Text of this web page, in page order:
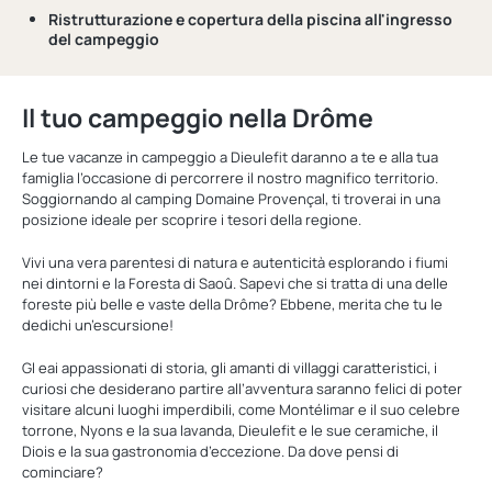
Ristrutturazione e copertura della piscinaall'ingresso
del campeggio
Il tuo campeggio nella Drôme
Le tue vacanze in campeggio a Dieulefit daranno a te e alla tua
famiglia l’occasione di percorrere il nostro magnifico territorio.
Soggiornando al camping Domaine Provençal, ti troverai in una
posizione ideale per scoprire i tesori della regione.
Vivi una vera parentesi di natura e autenticità esplorando i fiumi
nei dintorni e la Foresta di Saoû. Sapevi che si tratta di una delle
foreste più belle e vaste della Drôme? Ebbene, merita che tu le
dedichi un’escursione!
Gl eai appassionati di storia, gli amanti di villaggi caratteristici, i
curiosi che desiderano partire all’avventura saranno felici di poter
visitare alcuni luoghi imperdibili, come Montélimar e il suo celebre
torrone, Nyons e la sua lavanda, Dieulefit e le sue ceramiche, il
Diois e la sua gastronomia d’eccezione. Da dove pensi di
cominciare?